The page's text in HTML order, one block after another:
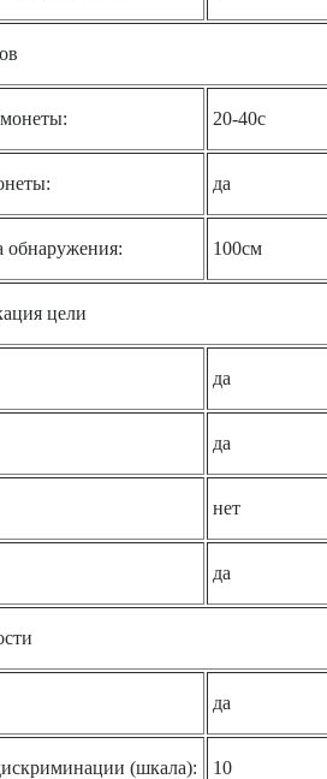
20-40c
да
обнаружения: 100см
цели
да
да
нет
да
да
(шкала): 10